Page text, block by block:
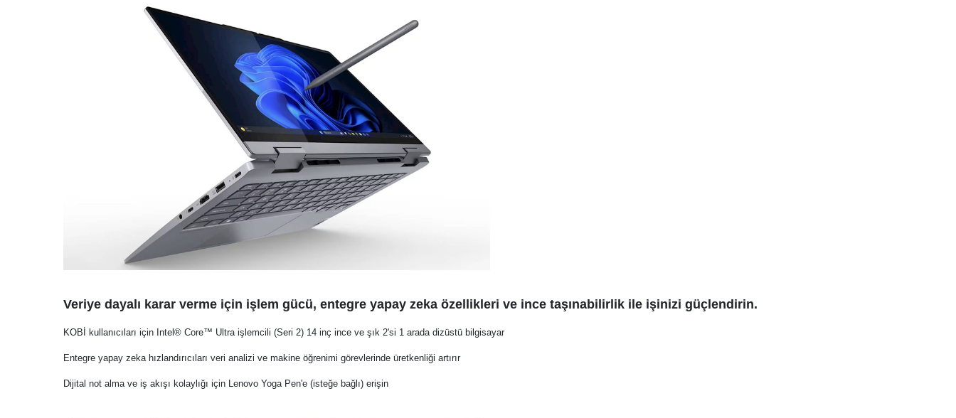
Veriye dayalı karar verme için işlem gücü, entegre yapay zeka özellikleri ve ince taşınabilirlik ile işinizi güçlendirin.
KOBİ kullanıcıları için Intel® Core™ Ultra işlemcili (Seri 2) 14 inç ince ve şık 2'si 1 arada dizüstü bilgisayar
Entegre yapay zeka hızlandırıcıları veri analizi ve makine öğrenimi görevlerinde üretkenliği artırır
Dijital not alma ve iş akışı kolaylığı için Lenovo Yoga Pen'e (isteğe bağlı) erişin